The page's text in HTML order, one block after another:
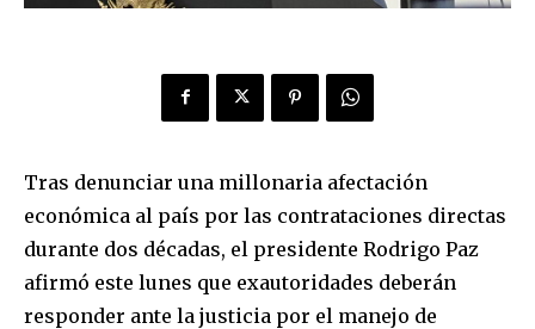
Tras denunciar una millonaria afectación
económica al país por las contrataciones directas
durante dos décadas, el presidente Rodrigo Paz
afirmó este lunes que exautoridades deberán
responder ante la justicia por el manejo de